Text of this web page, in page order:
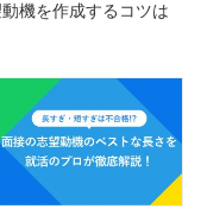
機を作成するコツは